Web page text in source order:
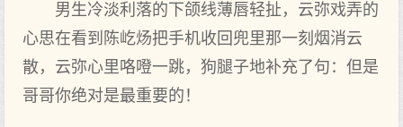
男生冷淡利落的下颌线薄唇轻扯，云弥戏弄的
心思在看到陈屹炀把手机收回兜里那一刻烟消云
散，云弥心里咯噔一跳，狗腿子地补充了句：但是
哥哥你绝对是最重要的！